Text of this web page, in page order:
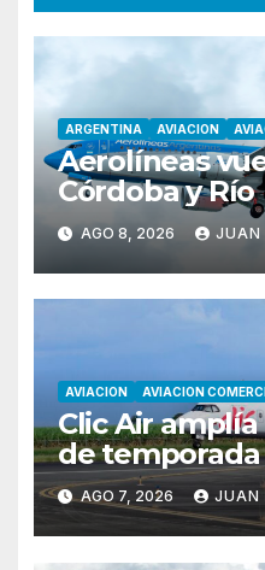
ARGENTINA AVIACION
Aerolíneas
Córdoba y Río
AGO 8, 2026 JUAN
AVIACION AVIACION
Clic Air
de temporada
rutas hacia
AGO 7, 2026 JUAN